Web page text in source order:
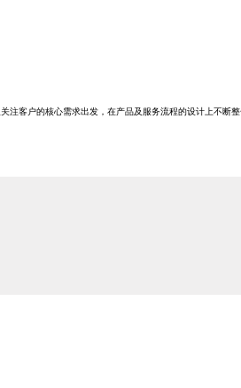
注客户的核心需求出发，在产品及服务流程的设计上不